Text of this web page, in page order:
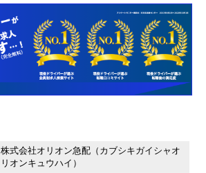
株式会社オリオン急配（カブシキガイシャオ
リオンキュウハイ）